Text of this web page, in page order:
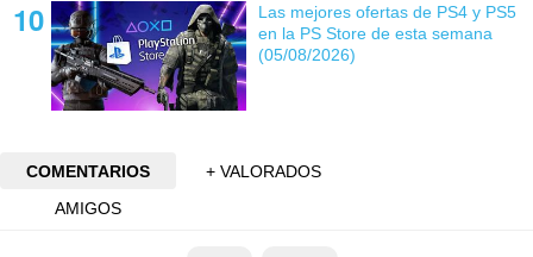
Las mejores ofertas de PS4 y PS5
en la PS Store de esta semana
(05/08/2026)
COMENTARIOS
+ VALORADOS
AMIGOS